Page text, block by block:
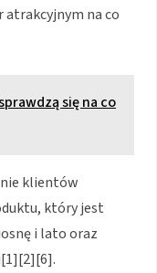
atrakcyjnym na co
się na co
klientów
który jest
i lato oraz